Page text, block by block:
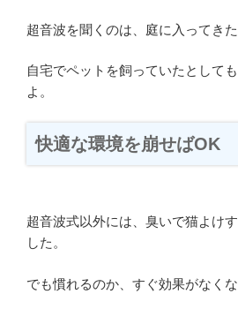
超音波を聞くのは、庭に入ってきた
自宅でペットを飼っていたとして
よ。
快適な環境を崩せばOK
超音波式以外には、臭いで猫よけ
した。
でも慣れるのか、すぐ効果がなくな